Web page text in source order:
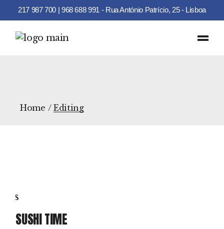
217 987 700 | 968 688 991 - Rua António Patrício, 25 - Lisboa
Home Editing
SUSHI TIME